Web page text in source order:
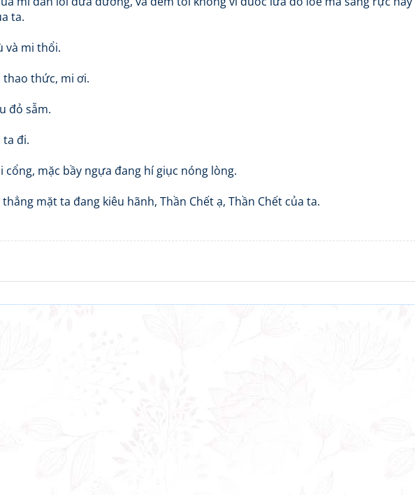
ta.
và mi thổi.
thao thức, mi ơi.
đỏ sẫm.
ta đi.
cổng, mặc bầy ngựa đang hí giục nóng lòng.
mặt ta đang kiêu hãnh, Thần Chết ạ, Thần Chết của ta.